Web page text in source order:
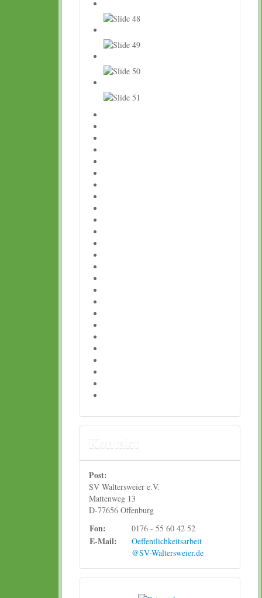
Kontakt
Post:
SV Waltersweier e.V.
Mattenweg 13
D-77656 Offenburg
Fon: 0176 - 55 60 42 52
E-Mail:
Oeffentlichkeitsarbeit
@SV-Waltersweier.de